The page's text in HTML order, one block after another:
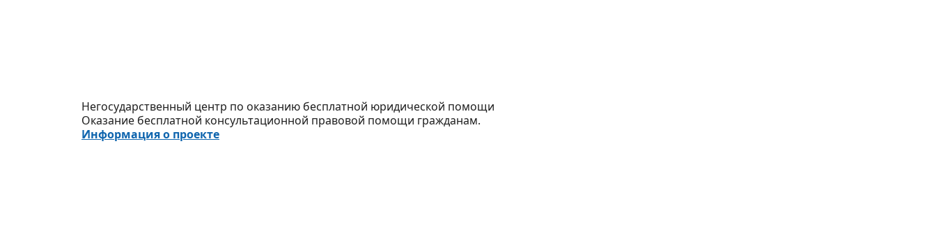
Негосударственный центр по оказанию бесплатной юридической помощи
Оказание бесплатной консультационной правовой помощи гражданам.
Информация о проекте